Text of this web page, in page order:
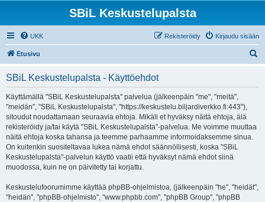
SBiL Keskustelupalsta
UKK Kirjaudu sisään
Rekisteröidy
Etusivu
SBiL Keskustelupalsta - Käyttöehdot
Käyttämällä "SBiL Keskustelupalsta" palvelua (jälkeenpäin "me", "meitä",
"meidän", "SBiL Keskustelupalsta", "https://keskustelu.biljardiverkko.fi:443"),
sitoudut noudattamaan seuraavia ehtoja. Mikäli et hyväksy näitä ehtoja, älä
rekisteröidy ja/tai käytä "SBiL Keskustelupalsta"-palvelua. Me voimme muuttaa
näitä ehtoja koska tahansa ja teemme parhaamme informoidaksemme sinua.
On kuitenkin suositeltavaa lukea nämä ehdot säännöllisesti, koska "SBiL
Keskustelupalsta"-palvelun käyttö vaatii että hyväksyt nämä ehdot siinä
muodossa, kuin ne on päivitetty tai korjattu.
Keskustelufoorumimme käyttää phpBB-ohjelmistoa, (jälkeenpäin "he", "heidät",
"heidän", "phpBB-ohjelmisto", "www.phpbb.com", "phpBB Group", "phpBB